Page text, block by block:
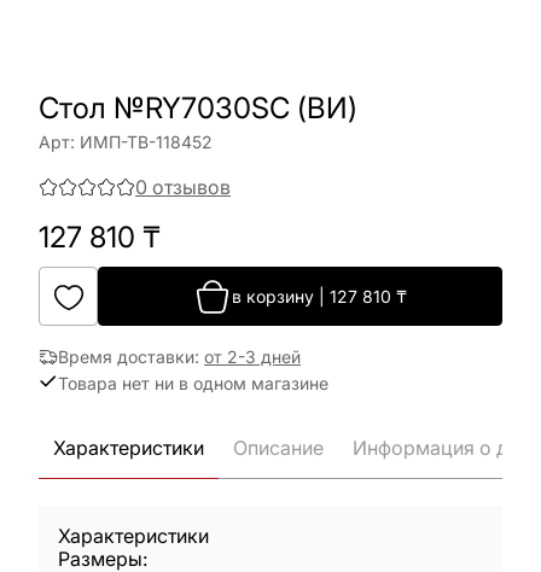
Стол №RY7030SC (ВИ)
Арт: ИМП-ТВ-118452
0 отзывов
127 810 ₸
в корзину 127 810 ₸
Время доставки: от 2-3 дней
Товара нет ни в одном магазине
Характеристики Описание Информация о
Характеристики
Размеры: